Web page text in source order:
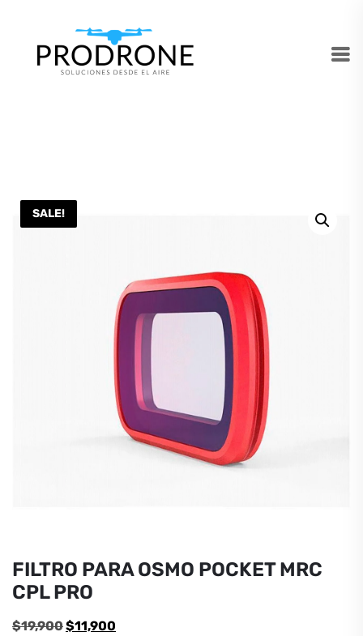
SALE!
FILTRO PARA OSMO POCKET MRC
CPL PRO
$19,900El
$11,900